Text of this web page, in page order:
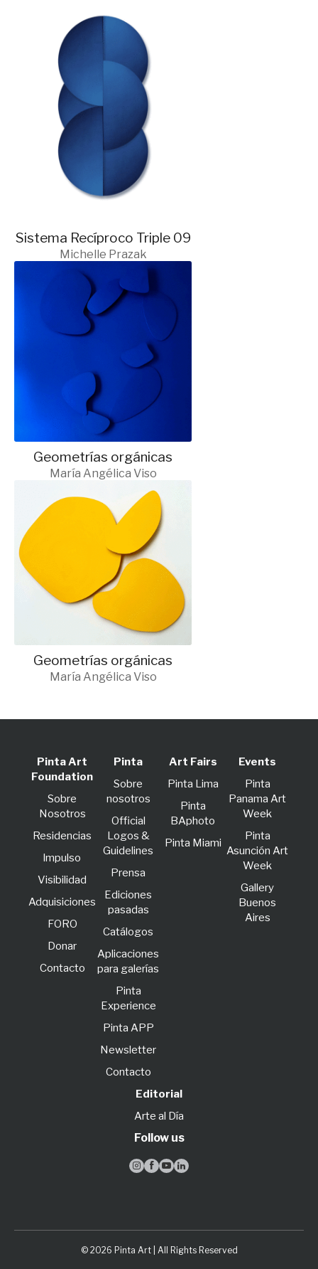
Sistema Recíproco Triple 09
Michelle Prazak
Geometrías orgánicas
María Angélica Viso
Geometrías orgánicas
María Angélica Viso
Pinta Art
Foundation
Sobre
Nosotros
Residencias
lmpulso
Visibilidad
Adquisiciones
FORO
Donar
Contacto
Pinta
Sobre
nosotros
Official
Logos &
Guidelines
Prensa
Ediciones
pasadas
Catálogos
Aplicaciones
para galerías
Pinta
Experience
Pinta APP
Newsletter
Contacto
Art Fairs
Pinta Lima
Pinta
BAphoto
Pinta Miami
Events
Pinta
Panama Art
Week
Pinta
Asunción Art
Week
Gallery
Buenos
Aires
Editorial
Arte al Día
Follow us
   
© 2026 Pinta Art | All Rights Reserved